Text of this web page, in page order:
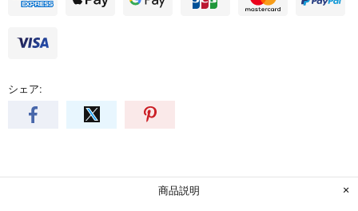
シェア:
商品説明